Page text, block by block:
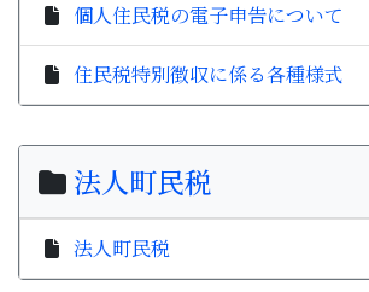
個人住民税の電子申告について
住民税特別徴収に係る各種様式
法人町民税
法人町民税